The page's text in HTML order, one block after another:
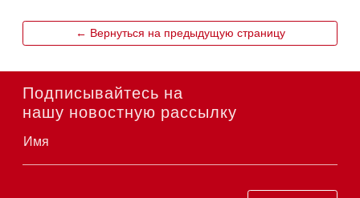
← Вернуться на предыдущую страницу
Подписывайтесь на
нашу новостную рассылку
Имя